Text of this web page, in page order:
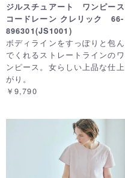
ジルスチュアート ワンピース
コードレーン クレリック 66-
896301(JS1001)
ボディラインをすっぽりと包ん
でくれるストレートラインのワ
ンピース。女らしい上品な仕上
がり。
￥9,790